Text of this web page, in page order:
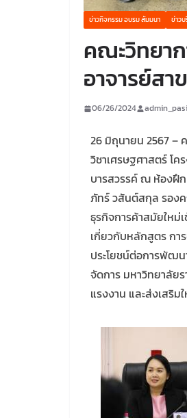
ข่าวกิจกรรม อบรม สัมมนา ข่าวบ
คณะวิทยา
อาจารย์ส
06/26/2024
26 มิถุนายน 2567 –
วิชาเศรษฐศาสตร์ โ
บารสวรรค์ ณ ห้องฝึก
ภัทร์ วสันต์สกุล รอง
ธุรกิจการค้าสมัยให
เกี่ยวกับหลักสูตร กา
ประโยชน์ต่อการพัฒ
จัดการ มหาวิทยาลัย
แรงงาน และส่งเสริ